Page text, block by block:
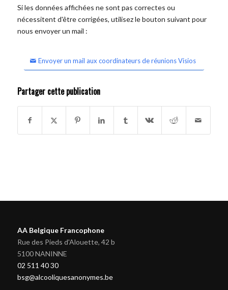
Si les données affichées ne sont pas correctes ou
nécessitent d'être corrigées, utilisez le bouton suivant pour
nous envoyer un mail :
Envoyer un mail aux coordinateurs de réunions Visios
Partager cette publication
AA Belgique Francophone
Rue des Pieds d'Alouette, 42 b
5100 NANINNE
02 511 40 30
bsg@alcooliquesanonymes.be